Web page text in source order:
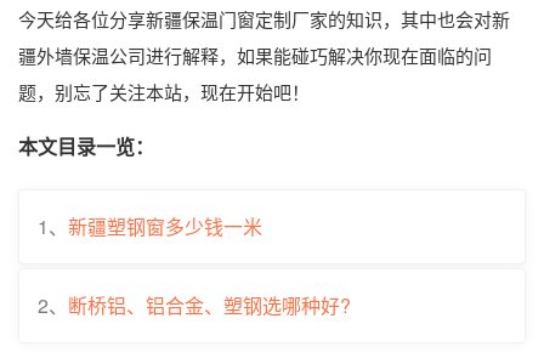
今天给各位分享新疆保温门窗定制厂家的知识，其中也会对新
疆外墙保温公司进行解释，如果能碰巧解决你现在面临的问
题，别忘了关注本站，现在开始吧！
本文目录一览：
1、 新疆塑钢窗多少钱一米
2、 断桥铝、铝合金、塑钢选哪种好?